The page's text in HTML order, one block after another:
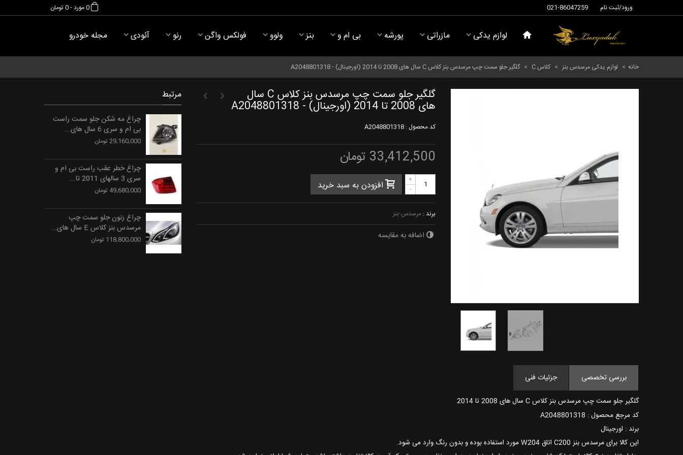
021-86047259 ورود/ثبت نام 0مورد-0 تومان
لوازم یدکی مازراتی پورشه بی ام و بنز ولوو فولکس واگن رنو آئودی مجله خودرو
خانه > لوازم یدکی مرسدس بنز > کلاس C > گلگیر جلو سمت چپ مرسدس بنز کلاس C سال های 2008 تا 2014 (اورجینال) - A2048801318
گلگیر جلو سمت چپ مرسدس بنز کلاس C سال
های 2008 تا 2014 (اورجینال) - A2048801318
کد محصول : A2048801318
33,412,500 تومان
-
+ افزودن به سبد خرید
برند : مرسدس-بنز
اضافه به مقایسه
مرتبط
چراغ مه شکن جلو سمت راست
بی ام و سری 6 سال های...
29,160,000 تومان
چراغ خطر عقب راست بی ام و
سری 3 سالهای 2011 تا...
49,680,000 تومان
چراغ زنون جلو سمت چپ
مرسدس بنز کلاس E سال های...
118,800,000 تومان
بررسی تخصصی جزئیات فنی
گلگیر جلو سمت چپ مرسدس بنز کلاس C سال های 2008 تا 2014
کد مرجع محصول : A2048801318
برند : اورجینال
این کالا برای مرسدس بنز C200 اتاق W204
مورد استفاده بوده و بدون رنگ وارد می شود.